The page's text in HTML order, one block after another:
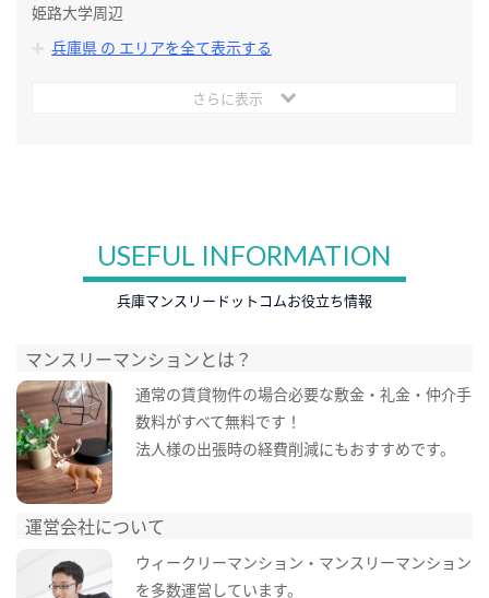
姫路大学周辺
兵庫県 の エリアを全て表示する
さらに表示
USEFUL INFORMATION
兵庫マンスリードットコムお役立ち情報
マンスリーマンションとは？
通常の賃貸物件の場合必要な敷金・礼金・仲介手
数料がすべて無料です！
法人様の出張時の経費削減にもおすすめです。
運営会社について
ウィークリーマンション・マンスリーマンション
を多数運営しています。